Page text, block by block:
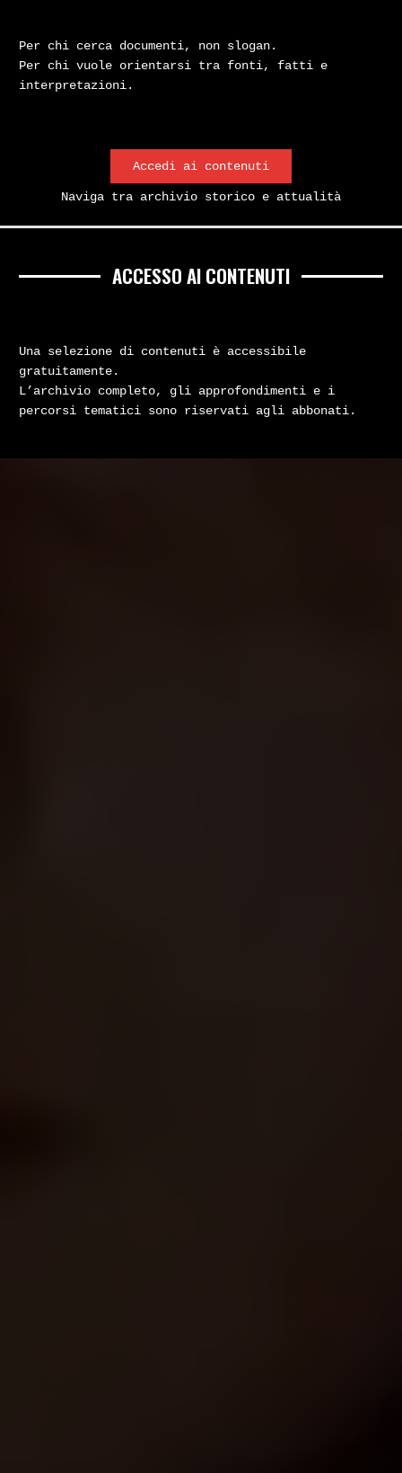
Per chi cerca documenti, non slogan.
Per chi vuole orientarsi tra fonti, fatti e
interpretazioni.
Accedi ai contenuti
Naviga tra archivio storico e attualità
ACCESSO AI CONTENUTI
Una selezione di contenuti è accessibile
gratuitamente.
L’archivio completo, gli approfondimenti e i
percorsi tematici sono riservati agli abbonati.